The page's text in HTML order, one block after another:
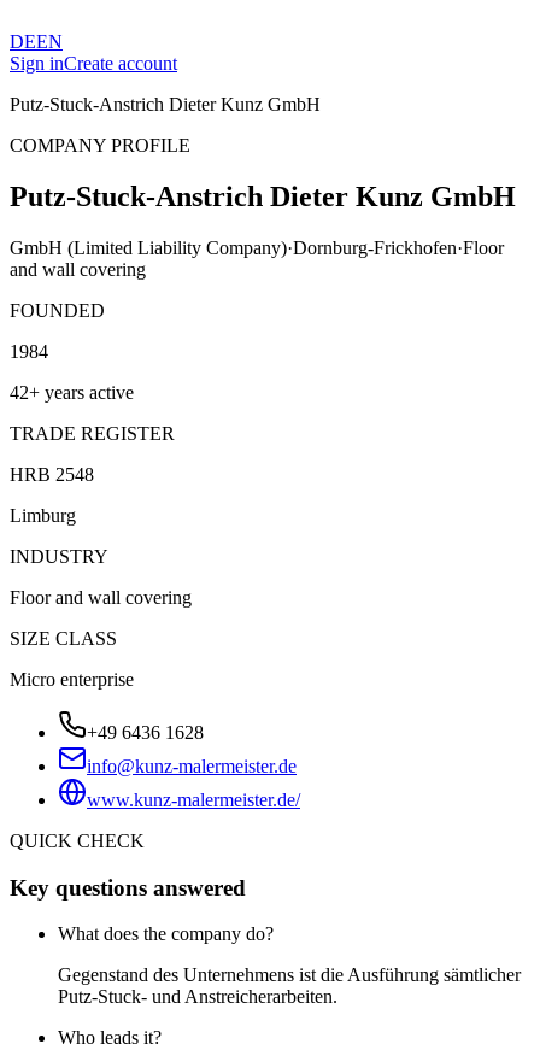
DEEN
Sign inCreate account
Putz-Stuck-Anstrich Dieter Kunz GmbH
COMPANY PROFILE
Putz-Stuck-Anstrich Dieter Kunz GmbH
GmbH (Limited Liability Company)·Dornburg-Frickhofen·Floor
and wall covering
FOUNDED
1984
42+ years active
TRADE REGISTER
HRB 2548
Limburg
INDUSTRY
Floor and wall covering
SIZE CLASS
Micro enterprise
+49 6436 1628
info@kunz-malermeister.de
www.kunz-malermeister.de/
QUICK CHECK
Key questions answered
What does the company do?
Gegenstand des Unternehmens ist die Ausführung sämtlicher
Putz-Stuck- und Anstreicherarbeiten.
Who leads it?